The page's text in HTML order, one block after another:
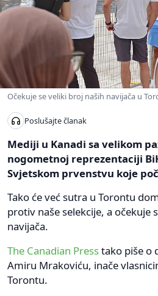
Očekuje se veliki broj naših navijača u
Poslušajte članak
Mediji u Kanadi sa velikom
nogometnoj reprezentaciji
Svjetskom prvenstvu koje
Tako će već sutra u Torontu
protiv naše selekcije, a očekuje
navijača.
The Canadian Presstako piše o
Amiru Mrakoviću, inače
Torontu.